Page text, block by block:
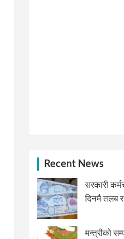
Recent News
सरकारी
दिनमै तलब र
मन्त्रीको